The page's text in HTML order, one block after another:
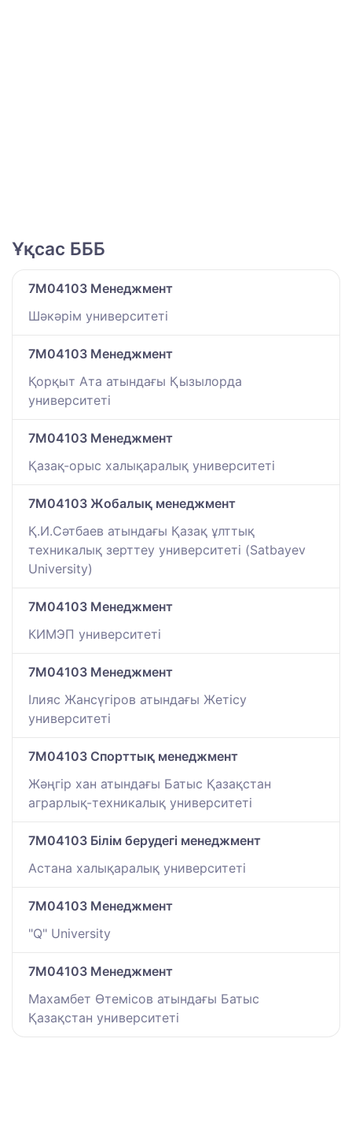
Ұқсас БББ
7M04103 Менеджмент
Шәкәрім университеті
7M04103 Менеджмент
Қорқыт Ата атындағы Қызылорда
университеті
7M04103 Менеджмент
Қазақ-орыс халықаралық университеті
7M04103 Жобалық менеджмент
Қ.И.Сәтбаев атындағы Қазақ ұлттық
техникалық зерттеу университеті (Satbayev
University)
7M04103 Менеджмент
КИМЭП университеті
7M04103 Менеджмент
Ілияс Жансүгіров атындағы Жетісу
университеті
7M04103 Спорттық менеджмент
Жәңгір хан атындағы Батыс Қазақстан
аграрлық-техникалық университеті
7M04103 Білім берудегі менеджмент
Астана халықаралық университеті
7M04103 Менеджмент
"Q" University
7M04103 Менеджмент
Махамбет Өтемісов атындағы Батыс
Қазақстан университеті